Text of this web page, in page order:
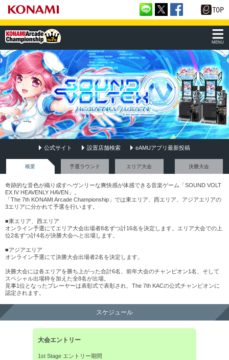
MENU
公式サイト 設置店舗検索 eAMUアプリ最新投稿
概要 予選ラウンド エリア大会 決勝大会
奇跡的な音色が織り成すヘヴンリーな爽快感が体感できる音楽ゲーム「SOUND VOLT
EX IV HEAVENLY HAVEN」。
「The 7th KONAMI Arcade Championship」では東エリア、西エリア、アジアエリアの
3エリアに分かれて予選を行います。
■東エリア、西エリア
オンライン予選にてエリア大会出場者8名ずつ計16名を決定します。エリア大会での上
位2名ずつ計4名が決勝大会へと出場します。
■アジアエリア
オンライン予選にて決勝大会出場者2名を決定します。
決勝大会には各エリアを勝ち上がった合計6名、前年大会のチャンピオン1名、そして
スペシャル出場枠を加えた全8名が出場。
見事1位となったプレーヤーは表彰式で表彰され、The 7th KACの公式チャンピオンに
認定されます。
スケジュール
大会エントリー
1st Stage エントリー期間